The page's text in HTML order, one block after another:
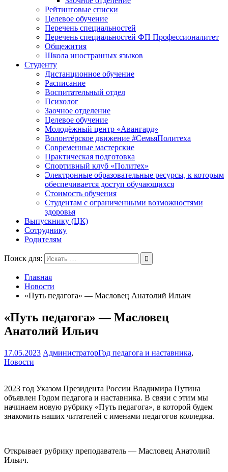
Рейтинговые списки
Целевое обучение
Перечень специальностей
Перечень специальностей ФП Профессионалитет
Общежития
Школа иностранных языков
Студенту
Дистанционное обучение
Расписание
Воспитательный отдел
Психолог
Заочное отделение
Целевое обучение
Молодёжный центр «Авангард»
Волонтёрское движение #СемьяПолитеха
Современные мастерские
Практическая подготовка
Спортивный клуб «Политех»
Электронные образовательные ресурсы, к которым
обеспечивается доступ обучающихся
Стоимость обучения
Студентам с ограниченными возможностями
здоровья
Выпускнику (ЦК)
Сотруднику
Родителям
Поиск для:
Главная
Новости
«Путь педагога» — Масловец Анатолий Ильич
«Путь педагога» — Масловец
Анатолий Ильич
17.05.2023 АдминистраторГод педагога и наставника,
Новости
2023 год Указом Президента России Владимира Путина
объявлен Годом педагога и наставника. В связи с этим мы
начинаем новую рубрику «Путь педагога», в которой будем
знакомить наших читателей с именами педагогов колледжа.
Открывает рубрику преподаватель — Масловец Анатолий
Ильич.